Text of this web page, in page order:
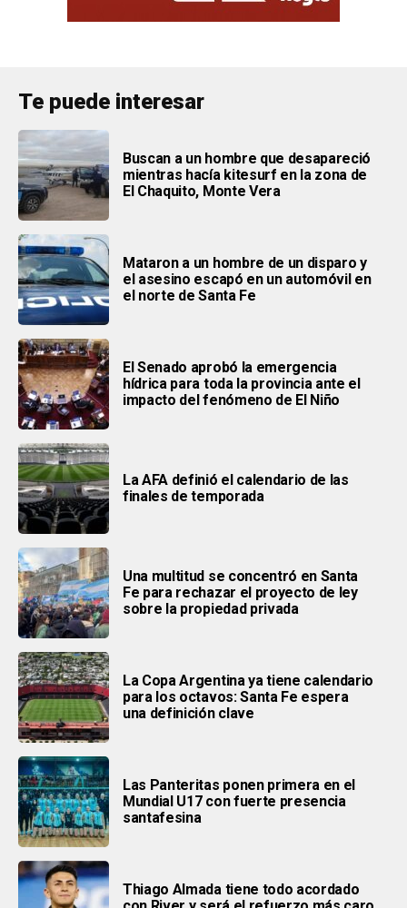
Te puede interesar
Buscan a un hombre que desapareció
mientras hacía kitesurf en la zona de
El Chaquito, Monte Vera
Mataron a un hombre de un disparo y
el asesino escapó en un automóvil en
el norte de Santa Fe
El Senado aprobó la emergencia
hídrica para toda la provincia ante el
impacto del fenómeno de El Niño
La AFA definió el calendario de las
finales de temporada
Una multitud se concentró en Santa
Fe para rechazar el proyecto de ley
sobre la propiedad privada
La Copa Argentina ya tiene calendario
para los octavos: Santa Fe espera
una definición clave
Las Panteritas ponen primera en el
Mundial U17 con fuerte presencia
santafesina
Thiago Almada tiene todo acordado